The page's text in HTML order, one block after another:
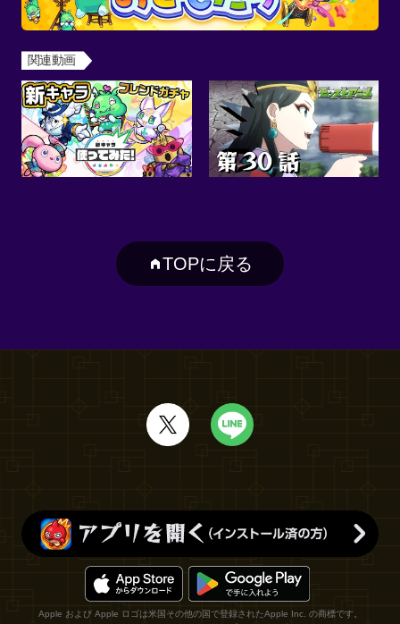
関連動画
TOPに戻る
Apple および Apple ロゴは米国その他の国で登録されたApple Inc. の商標です。